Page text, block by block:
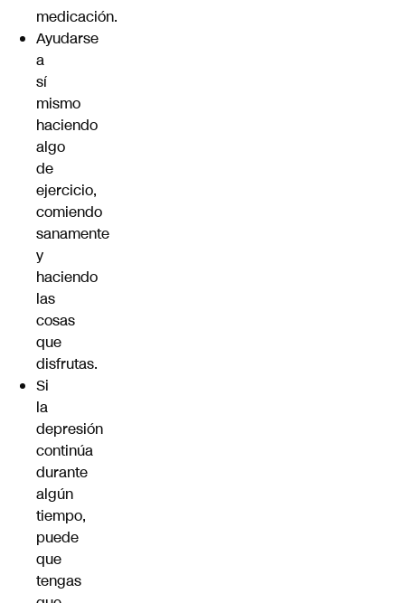
medicación.
Ayudarse
a
sí
mismo
haciendo
algo
de
ejercicio,
comiendo
sanamente
y
haciendo
las
cosas
que
disfrutas.
Si
la
depresión
continúa
durante
algún
tiempo,
puede
que
tengas